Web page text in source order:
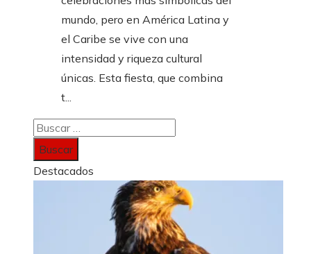
mundo, pero en América Latina y
el Caribe se vive con una
intensidad y riqueza cultural
únicas. Esta fiesta, que combina
t...
Buscar:
Destacados